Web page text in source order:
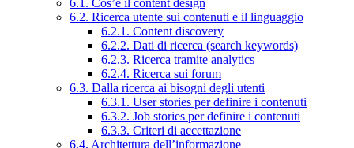
6.2. Ricerca utente sui contenuti e il linguaggio
6.2.1. Content discovery
6.2.2. Dati di ricerca (search keywords)
6.2.3. Ricerca tramite analytics
6.2.4. Ricerca sui forum
6.3. Dalla ricerca ai bisogni degli utenti
6.3.1. User stories per definire i contenuti
6.3.2. Job stories per definire i contenuti
6.3.3. Criteri di accettazione
6.4. Architettura dell’informazione